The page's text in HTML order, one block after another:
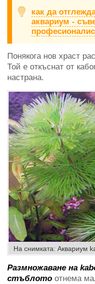
как да
аквариум -
Понякога нов храст
Той е откъснат от
настрана.
На снимката: Аквариум
Размножаване на
стъблото отнема